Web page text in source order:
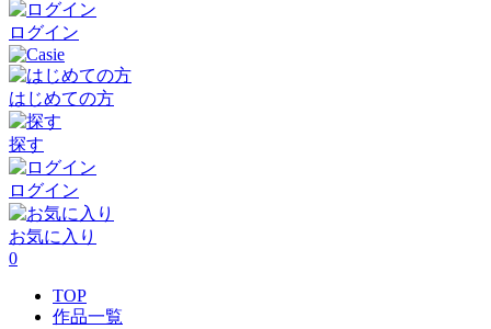
ログイン
はじめての方
探す
ログイン
お気に入り
0
TOP
作品一覧